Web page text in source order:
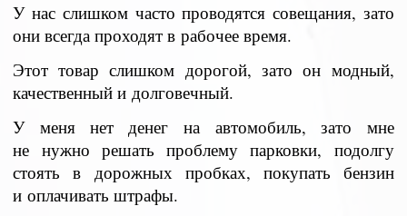
У нас слишком часто проводятся совещания, зато
они всегда проходят в рабочее время.
Этот товар слишком дорогой, зато он модный,
качественный и долговечный.
У меня нет денег на автомобиль, зато мне
не нужно решать проблему парковки, подолгу
стоять в дорожных пробках, покупать бензин
и оплачивать штрафы.